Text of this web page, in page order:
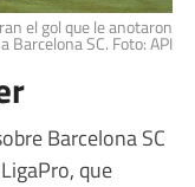
el gol que le anotaron
a Barcelona SC. Foto: API
Barcelona SC
que